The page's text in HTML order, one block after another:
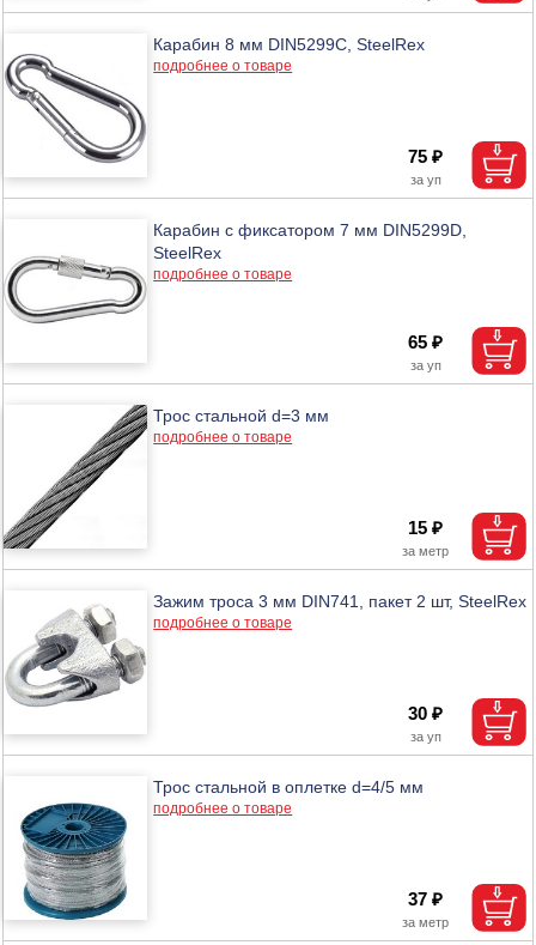
Карабин 8 мм DIN5299C, SteelRex
подробнее о товаре
75 ₽
Карабин с фиксатором 7 мм DIN5299D,
SteelRex
подробнее о товаре
65 ₽
Трос стальной d=3 мм
подробнее о товаре
15 ₽
Зажим троса 3 мм DIN741, пакет 2 шт, SteelRex
подробнее о товаре
30 ₽
Трос стальной в оплетке d=4/5 мм
подробнее о товаре
37 ₽